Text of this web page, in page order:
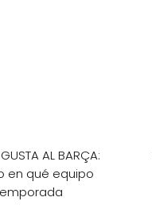
AL BARÇA:
en qué equipo